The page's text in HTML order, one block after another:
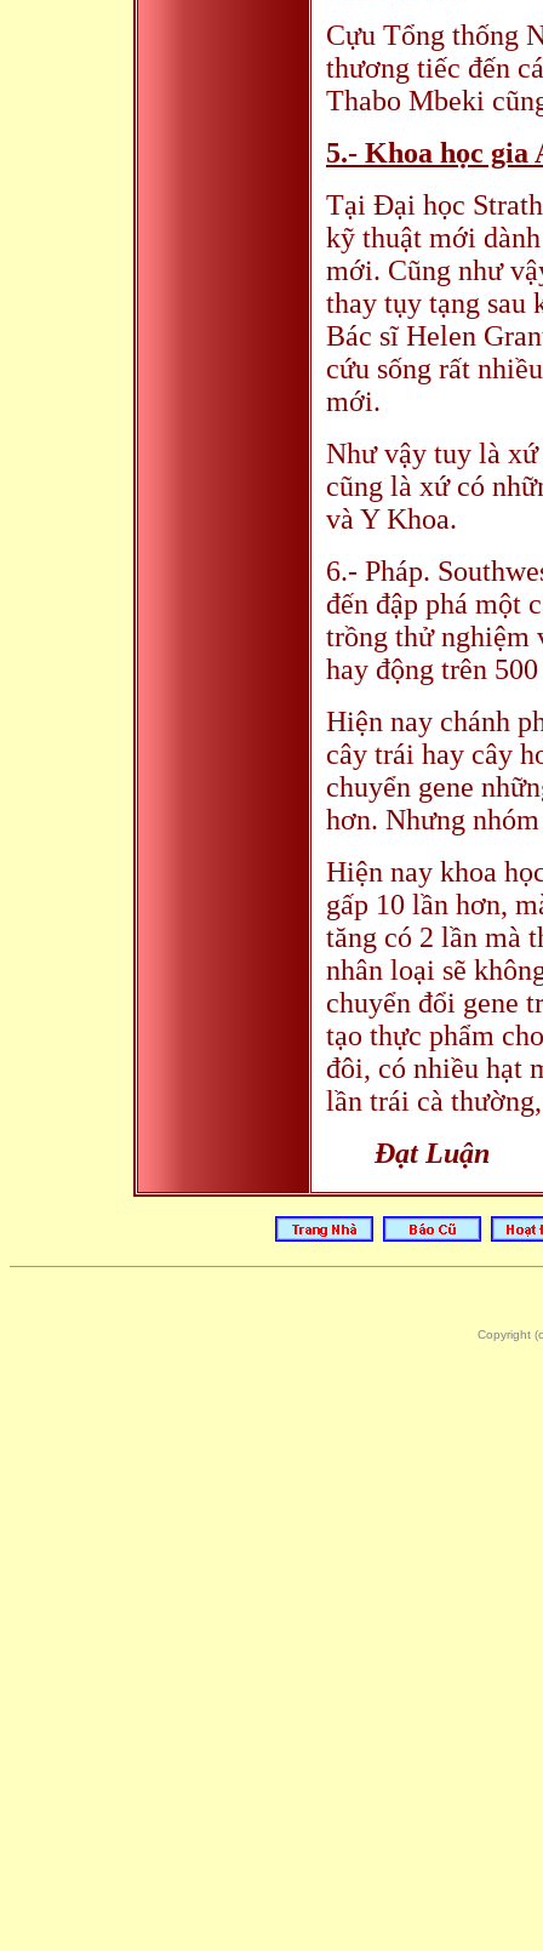
Cựu Tổng thống
thương tiếc đến
Thabo Mbeki
5.- Khoa học gia
Tại Đại học
kỹ thuật mới
mới. Cũng như
thay tụy tạng sau
Bác sĩ Helen
cứu sống rất
mới.
Như vậy tuy là
cũng là xứ có
và Y Khoa.
6.- Pháp.
đến đập phá một
trồng thử nghiệm
hay động trên
Hiện nay chánh
cây trái hay cây
chuyển gene
hơn. Nhưng
Hiện nay khoa
gấp 10 lần hơn,
tăng có 2 lần mà
nhân loại sẽ
chuyển đổi gene
tạo thực phẩm
đôi, có nhiều hạt
lần trái cà
Đạt Luận
Copyright